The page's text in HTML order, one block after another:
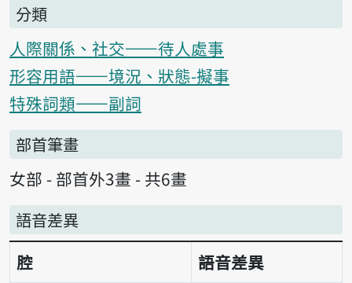
分類
人際關係、社交——待人處事
形容用語——境況、狀態-擬事
特殊詞類——副詞
部首筆畫
女部 - 部首外3畫 - 共6畫
語音差異
腔
語音差異